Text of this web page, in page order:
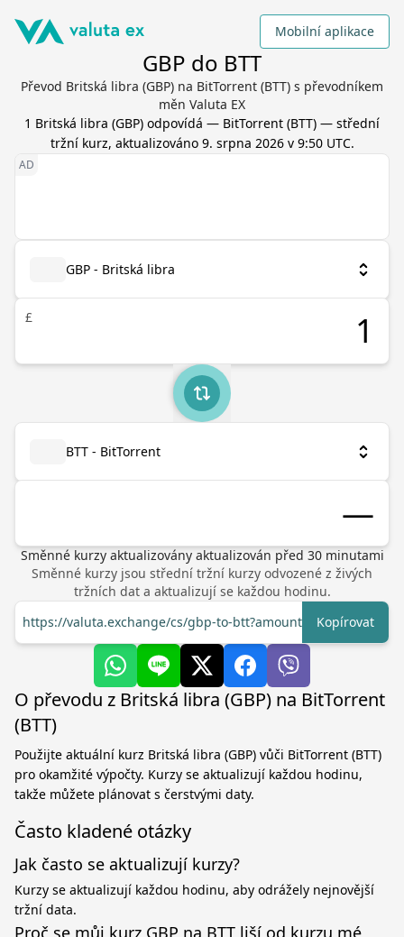
Mobilní aplikace
GBP do BTT
Převod Britská libra (GBP) na BitTorrent (BTT) s převodníkem
měn Valuta EX
1 Britská libra (GBP) odpovídá — BitTorrent (BTT) — střední
tržní kurz, aktualizováno 9. srpna 2026 v 9:50 UTC.
GBP - Britská libra
£
BTT - BitTorrent
Směnné kurzy aktualizovány aktualizován před 30minutami
Směnné kurzy jsou střední tržní kurzy odvozené z živých
tržních dat a aktualizují se každou hodinu.
https://valuta.exchange/cs/gbp-to-btt?amount=1 Kopírovat
O převodu z Britská libra (GBP) na BitTorrent
(BTT)
Použijte aktuální kurz Britská libra (GBP) vůči BitTorrent (BTT)
pro okamžité výpočty. Kurzy se aktualizují každou hodinu,
takže můžete plánovat s čerstvými daty.
Často kladené otázky
Jak často se aktualizují kurzy?
Kurzy se aktualizují každou hodinu, aby odrážely nejnovější
tržní data.
Proč se můj kurz GBP na BTT liší od kurzu mé